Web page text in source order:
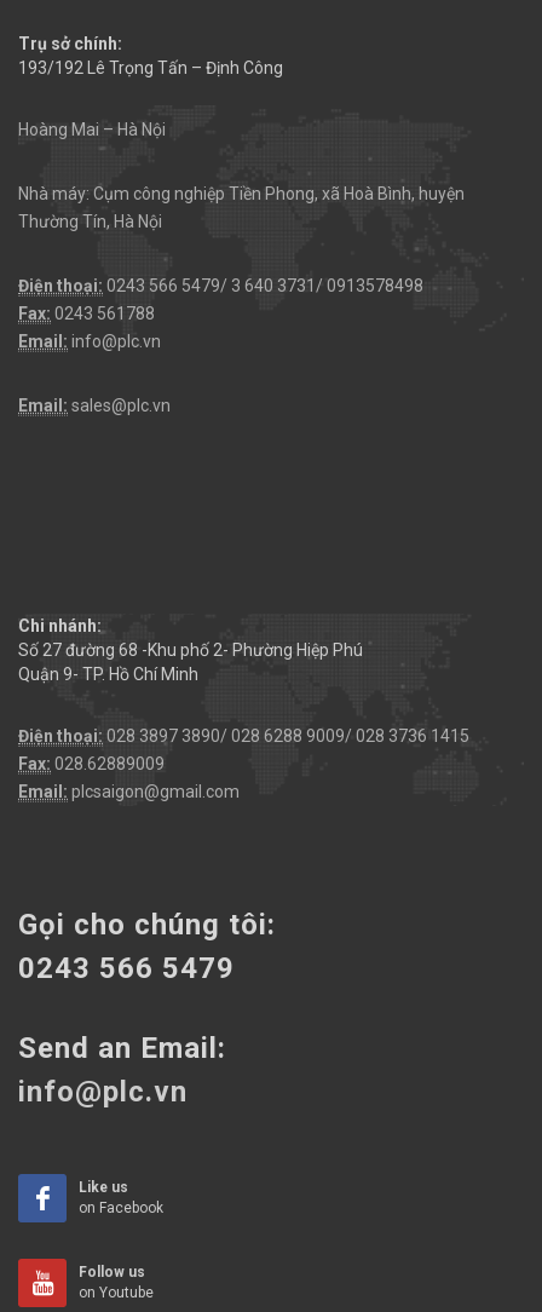
Trụ sở chính:
193/192 Lê Trọng Tấn – Định Công
Hoàng Mai – Hà Nội
Nhà máy: Cụm công nghiệp Tiền Phong, xã Hoà Bình, huyện
Thường Tín, Hà Nội
Điện thoại: 0243 566 5479/ 3 640 3731/ 0913578498
Fax: 0243 561788
Email: info@plc.vn
Email: sales@plc.vn
Chi nhánh:
Số 27 đường 68 -Khu phố 2- Phường Hiệp Phú
Quận 9- TP. Hồ Chí Minh
Điện thoại: 028 3897 3890/ 028 6288 9009/ 028 3736 1415
Fax: 028.62889009
Email: plcsaigon@gmail.com
Gọi cho chúng tôi:
0243 566 5479
Send an Email:
info@plc.vn
Like us
on Facebook
Follow us
on Youtube